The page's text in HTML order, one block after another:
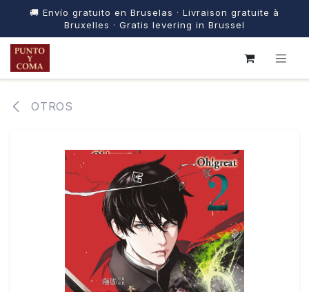
🚚 Envío gratuito en Bruselas · Livraison gratuite à
Bruxelles · Gratis levering in Brussel
IR AL CONTENIDO
OTROS